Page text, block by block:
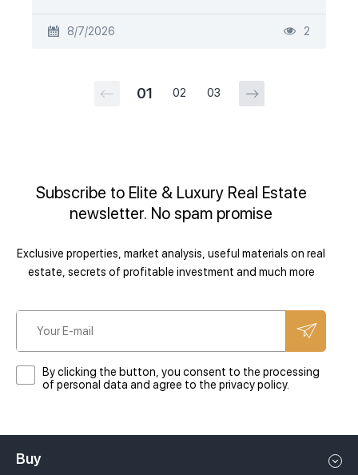
8/7/2026 2
01 02 03
Subscribe to Elite & Luxury Real Estate
newsletter. No spam promise
Exclusive properties, market analysis, useful materials on real
estate, secrets of profitable investment and much more
By clicking the button, you consent to the processing
of personal data and agree to the privacy policy.
Buy